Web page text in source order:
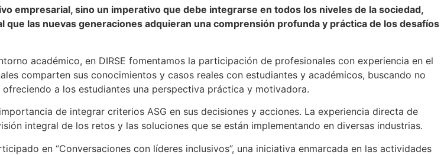
empresarial, sino un imperativo que debe integrarse en todos los niveles de la sociedad,
las nuevas generaciones adquieran una comprensión profunda y práctica de los desafíos
académico, en DIRSE fomentamos la participación de profesionales con experiencia en el
comparten sus conocimientos y casos reales con estudiantes y académicos, buscando no
a los estudiantes una perspectiva práctica y motivadora.
de integrar criterios ASG en sus decisiones y acciones. La experiencia directa de
integral de los retos y las soluciones que se están implementando en diversas industrias.
en “Conversaciones con líderes inclusivos”, una iniciativa enmarcada en las actividades